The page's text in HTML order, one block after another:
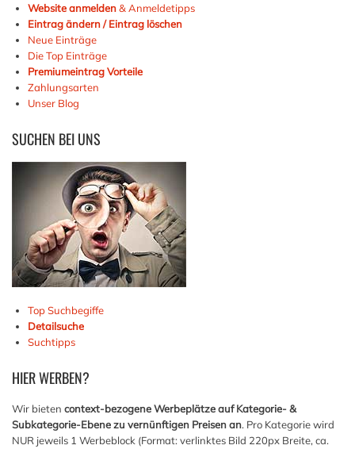
Website anmelden& Anmeldetipps
Eintrag ändern / Eintrag löschen
Neue Einträge
Die Top Einträge
Premiumeintrag Vorteile
Zahlungsarten
Unser Blog
SUCHEN BEI UNS
Top Suchbegiffe
Detailsuche
Suchtipps
HIERWERBEN?
Wir bieten context-bezogene Werbeplätze auf Kategorie- &
Subkategorie-Ebene zu vernünftigen Preisen an. Pro Kategorie wird
NUR jeweils 1 Werbeblock (Format: verlinktes Bild 220px Breite, ca.